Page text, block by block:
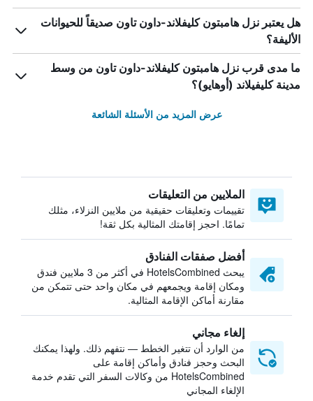
هل يعتبر نزل هامبتون كليفلاند-داون تاون صديقاً للحيوانات
الأليفة؟
ما مدى قرب نزل هامبتون كليفلاند-داون تاون من وسط
مدينة كليفيلاند (أوهايو)؟
عرض المزيد من الأسئلة الشائعة
الملايين من التعليقات
تقييمات وتعليقات حقيقية من ملايين النزلاء، مثلك
تمامًا. احجز إقامتك المثالية بكل ثقة!
أفضل صفقات الفنادق
يبحث HotelsCombined في أكثر من 3 ملايين فندق
ومكان إقامة ويجمعهم في مكان واحد حتى تتمكن من
مقارنة أماكن الإقامة المثالية.
إلغاء مجاني
من الوارد أن تتغير الخطط — نتفهم ذلك. ولهذا يمكنك
البحث وحجز فنادق وأماكن إقامة على
HotelsCombined من وكالات السفر التي تقدم خدمة
الإلغاء المجاني